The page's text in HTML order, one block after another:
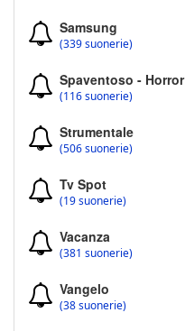
Samsung
(339 suonerie)
Spaventoso - Horror
(116 suonerie)
Strumentale
(506 suonerie)
Tv Spot
(19 suonerie)
Vacanza
(381 suonerie)
Vangelo
(38 suonerie)